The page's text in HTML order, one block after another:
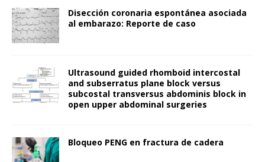
Disección coronaria espontánea asociada
al embarazo: Reporte de caso
Ultrasound guided rhomboid intercostal
and subserratus plane block versus
subcostal transversus abdominis block in
open upper abdominal surgeries
Bloqueo PENG en fractura de cadera